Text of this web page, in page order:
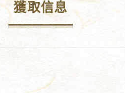
獲取信息